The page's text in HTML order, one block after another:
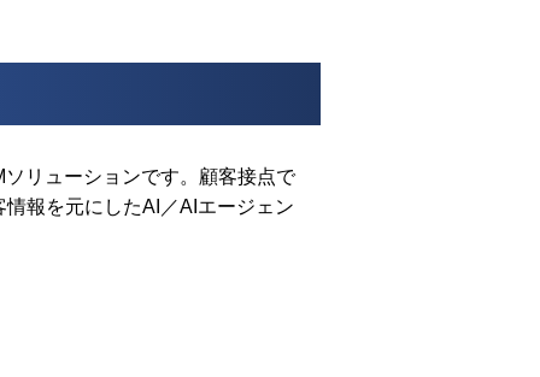
リューションです。顧客接点で
報を元にしたAI／AIエージェン